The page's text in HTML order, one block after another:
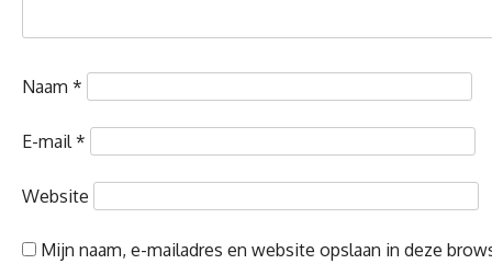
Naam *
E-mail *
Website
Mijn naam, e-mailadres en website opslaan in deze